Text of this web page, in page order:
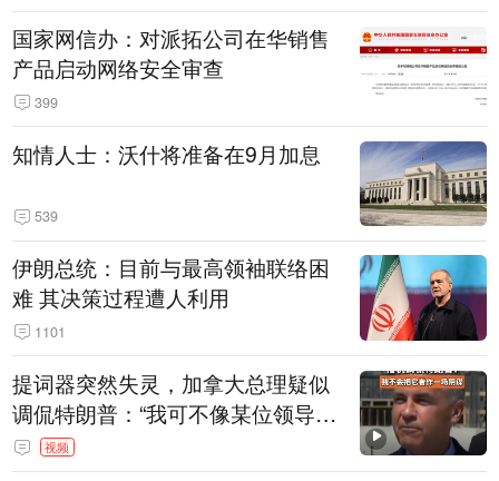
国家网信办：对派拓公司在华销售
产品启动网络安全审查
399
知情人士：沃什将准备在9月加息
539
伊朗总统：目前与最高领袖联络困
难 其决策过程遭人利用
1101
提词器突然失灵，加拿大总理疑似
调侃特朗普：“我可不像某位领导
人，把这当成一场阴谋”，全场哄笑
视频